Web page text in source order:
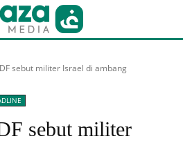
sebut militer Israel di ambang
sebut militer